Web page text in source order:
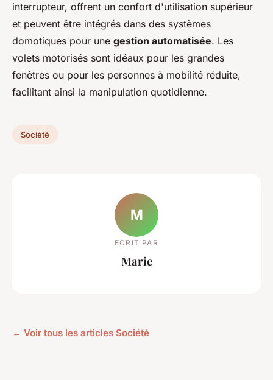
interrupteur, offrent un confort d'utilisation supérieur
et peuvent être intégrés dans des systèmes
domotiques pour une gestion automatisée. Les
volets motorisés sont idéaux pour les grandes
fenêtres ou pour les personnes à mobilité réduite,
facilitant ainsi la manipulation quotidienne.
Société
M
ECRIT PAR
Marie
← Voir tous les articles Société